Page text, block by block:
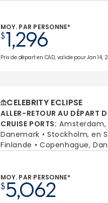
MOY. PAR PERSONNE*
$1,296
Prix de départ en CAD, valide pour Jan 14,
CELEBRITY ECLIPSE
ALLER-RETOUR AU DÉPART
CRUISE PORTS: Amsterdam,
Danemark
Stockholm, en
Finlande
Copenhague,
MOY. PAR PERSONNE*
$5,062